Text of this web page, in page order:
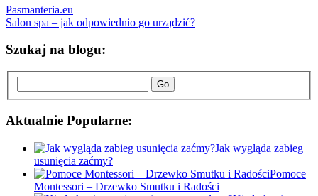
Pasmanteria.eu
Salon spa – jak odpowiednio go urządzić?
Szukaj na blogu:
Go
Aktualnie Popularne:
Jak wygląda zabieg
usunięcia zaćmy?
Pomoce
Montessori – Drzewko Smutku i Radości